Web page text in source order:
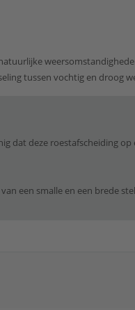
tussen vochtig en droog
dat deze roestafscheiding op
een smalle en een brede